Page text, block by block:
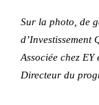
Sur la photo, de
Associée chez
Directeur du